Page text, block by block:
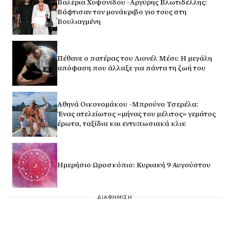
Βαλέρια Χοψονίδου -Αργύρης Βλωτιδέλλης:
Βάφτισαν τον μονάκριβο γιο τους στη
Βουλιαγμένη
Πέθανε ο πατέρας του Λιονέλ Μέσι: Η μεγάλη
απόφαση που άλλαξε για πάντα τη ζωή του
Αθηνά Οικονομάκου -Μπρούνο Τσερέλα:
Ένας ατελείωτος «μήνας του μέλιτος» γεμάτος
έρωτα, ταξίδια και εντυπωσιακά κλικ
Ημερήσιο Ωροσκόπιο: Κυριακή 9 Αυγούστου
ΔΙΑΦΗΜΙΣΗ